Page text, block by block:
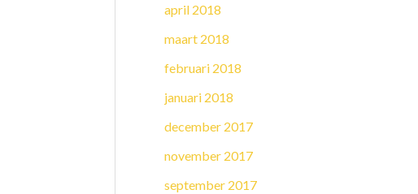
april 2018
maart 2018
februari 2018
januari 2018
december 2017
november 2017
september 2017